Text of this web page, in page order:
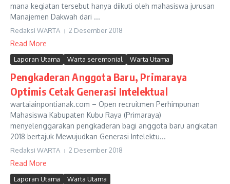
mana kegiatan tersebut hanya diikuti oleh mahasiswa jurusan
Manajemen Dakwah dari ...
Redaksi WARTA 2 Desember 2018
Read More
Laporan Utama Warta seremonial Warta Utama
Pengkaderan Anggota Baru, Primaraya
Optimis Cetak Generasi Intelektual
wartaiainpontianak.com – Open recruitmen Perhimpunan
Mahasiswa Kabupaten Kubu Raya (Primaraya)
menyelenggarakan pengkaderan bagi anggota baru angkatan
2018 bertajuk Mewujudkan Generasi Intelektu...
Redaksi WARTA 2 Desember 2018
Read More
Laporan Utama Warta Utama